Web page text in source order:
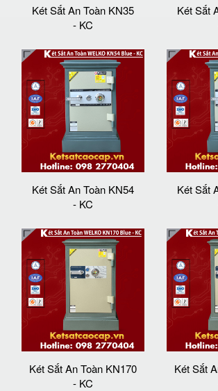
Két Sắt An Toàn KN35
- KC
Két Sắt
Két Sắt An Toàn KN54
- KC
Két Sắt
Két Sắt An Toàn KN170
- KC
Két Sắt